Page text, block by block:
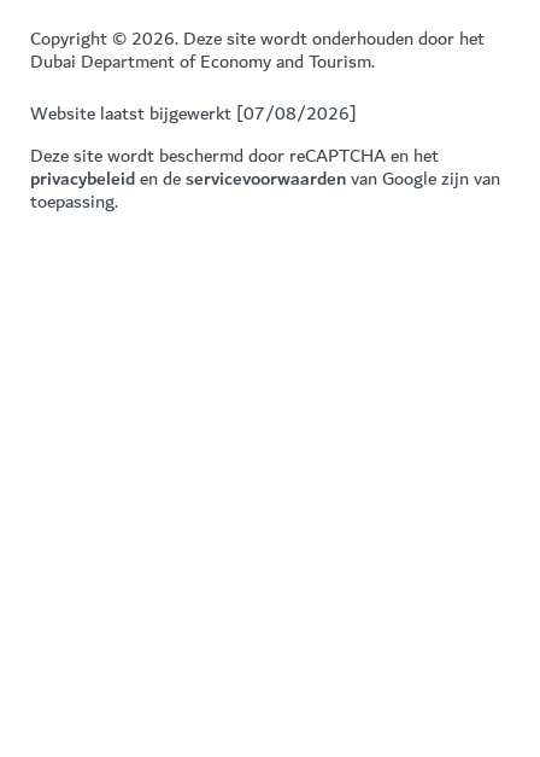
Copyright © 2026. Deze site wordt onderhouden door het
Dubai Department of Economy and Tourism.
Website laatst bijgewerkt [07/08/2026]
Deze site wordt beschermd door reCAPTCHA en het
privacybeleiden deservicevoorwaardenvan Google zijn van
toepassing.